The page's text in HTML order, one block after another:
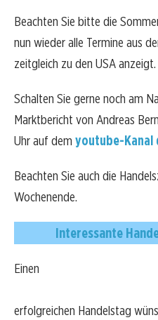
Beachten Sie bitte die
nun wieder alle Termine aus
zeitgleich zu den USA anzeigt.
Schalten Sie gerne noch am
Marktbericht von Andreas
Uhr auf dem youtube-Kanal
Beachten Sie auch die
Wochenende.
Interessante
Einen
erfolgreichen Handelstag